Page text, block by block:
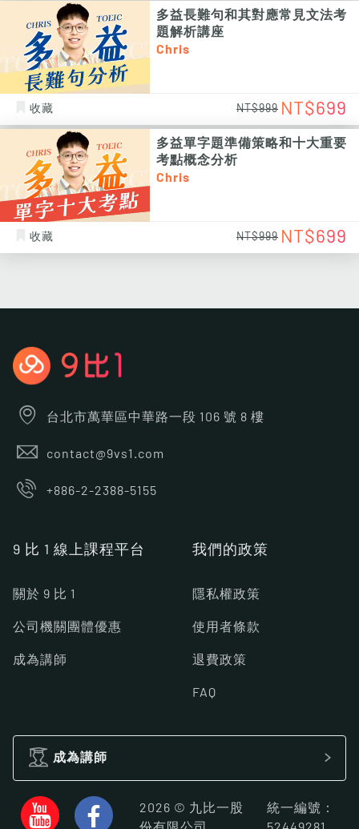
多益長難句和其對應常見文法考
題解析講座
Chris
收藏 NT$999 NT$699
多益單字題準備策略和十大重要
考點概念分析
Chris
收藏 NT$999 NT$699
台北市萬華區中華路一段 106 號 8 樓
contact@9vs1.com
+886-2-2388-5155
9 比 1 線上課程平台
關於 9 比 1
公司機關團體優惠
成為講師
我們的政策
隱私權政策
使用者條款
退費政策
FAQ
成為講師
2026 © 九比一股
統一編號：